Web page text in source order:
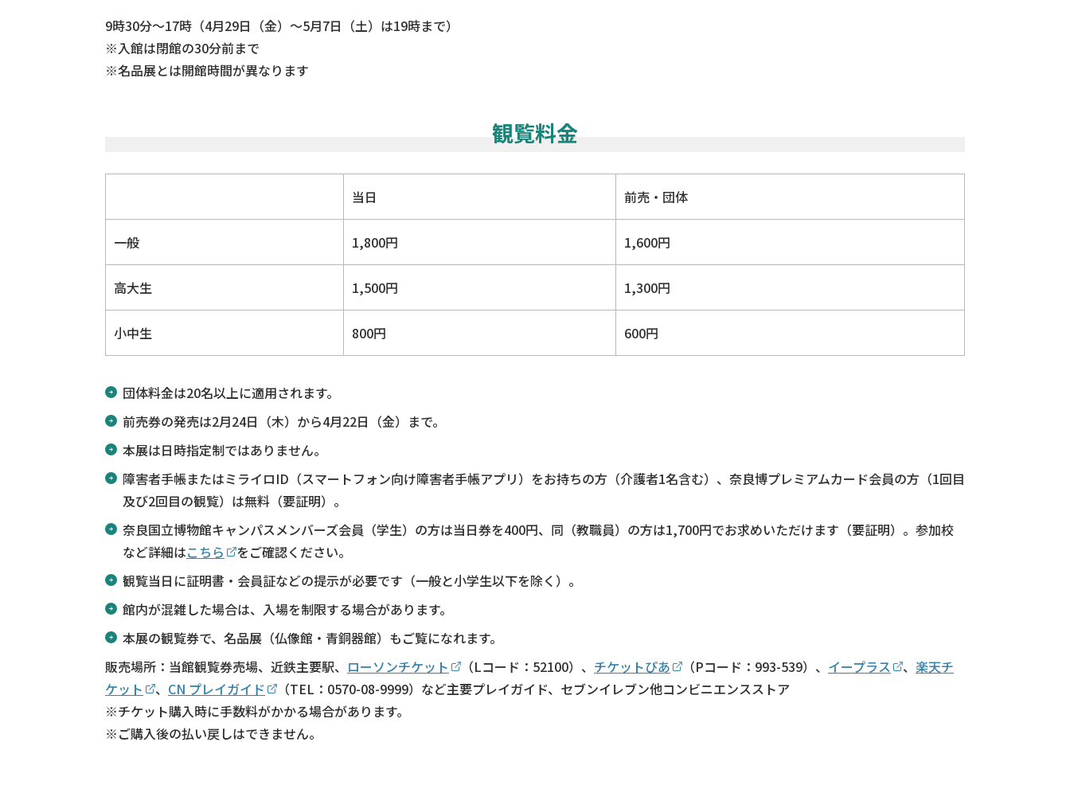
9時30分～17時（4月29日（金）～5月7日（土）は19時まで）
※入館は閉館の30分前まで
※名品展とは開館時間が異なります
観覧料金
当日 前売・団体
一般 1,800円 1,600円
高大生 1,500円 1,300円
小中生 800円 600円
団体料金は20名以上に適用されます。
前売券の発売は2月24日（木）から4月22日（金）まで。
本展は日時指定制ではありません。
障害者手帳またはミライロID（スマートフォン向け障害者手帳アプリ）をお持ちの方（介護者1名含む）、奈良博プレミアムカード会員の方（1回目
及び2回目の観覧）は無料（要証明）。
奈良国立博物館キャンパスメンバーズ会員（学生）の方は当日券を400円、同（教職員）の方は1,700円でお求めいただけます（要証明）。参加校
など詳細はこちら
をご確認ください。
観覧当日に証明書・会員証などの提示が必要です（一般と小学生以下を除く）。
館内が混雑した場合は、入場を制限する場合があります。
本展の観覧券で、名品展（仏像館・青銅器館）もご覧になれます。
販売場所：当館観覧券売場、近鉄主要駅、 ローソンチケット （Lコード：52100）、 チケットぴあ （Pコード：993-539）、 イープラス 、 楽天チ
ケット
、 CN プレイガイド
（TEL：0570-08-9999）など主要プレイガイド、セブンイレブン他コンビニエンスストア
※チケット購入時に手数料がかかる場合があります。
※ご購入後の払い戻しはできません。